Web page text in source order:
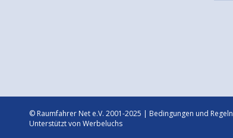
© Raumfahrer Net e.V. 2001-2025 | Bedingungen und Regeln
Unterstützt von Werbeluchs